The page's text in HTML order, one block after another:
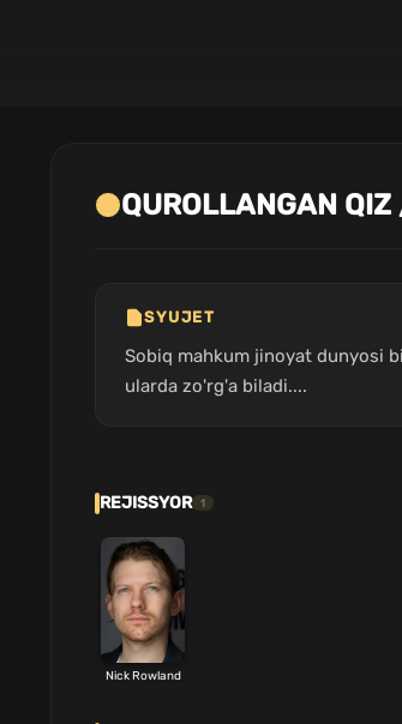
QUROLLANGAN
SYUJET
Sobiq mahkum jinoyat dunyosi
ularda zo'rg'a biladi....
REJISSYOR 1
Nick Rowland